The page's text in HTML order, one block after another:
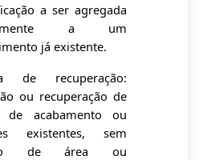
a ser agregada
a um
já existente.
recuperação:
ou recuperação de
de acabamento ou
existentes, sem
de área ou